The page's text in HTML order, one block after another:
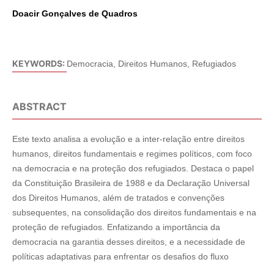
Doacir Gonçalves de Quadros
KEYWORDS: Democracia, Direitos Humanos, Refugiados
ABSTRACT
Este texto analisa a evolução e a inter-relação entre direitos
humanos, direitos fundamentais e regimes políticos, com foco
na democracia e na proteção dos refugiados. Destaca o papel
da Constituição Brasileira de 1988 e da Declaração Universal
dos Direitos Humanos, além de tratados e convenções
subsequentes, na consolidação dos direitos fundamentais e na
proteção de refugiados. Enfatizando a importância da
democracia na garantia desses direitos, e a necessidade de
políticas adaptativas para enfrentar os desafios do fluxo